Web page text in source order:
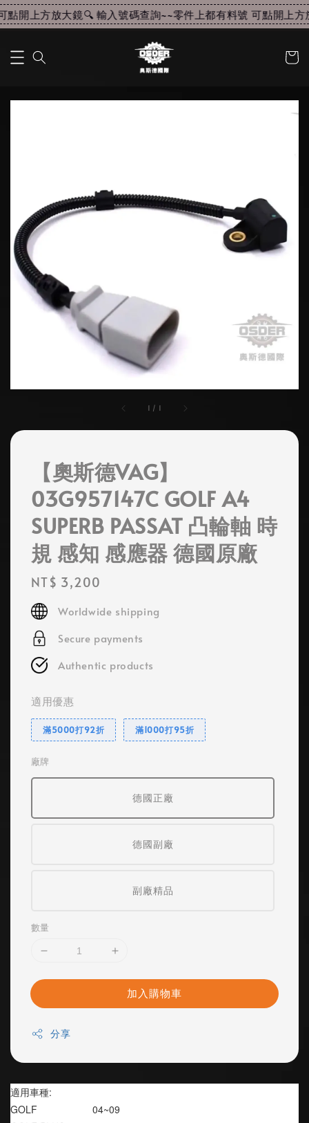
開上方放大鏡🔍 輸入號碼查詢~~零件上都有料號 可點開上方
1 / 1
【奧斯德VAG】
03G957147C GOLF A4
SUPERB PASSAT 凸輪軸 時
規 感知 感應器 德國原廠
Regular
price
NT$ 3,200
Worldwide shipping
Secure payments
Authentic products
適用優惠
滿5000打92折 滿1000打95折
廠牌
德國正廠
德國副廠
副廠精品
數量
加入購物車
分享
適用車種:
GOLF                    04~09